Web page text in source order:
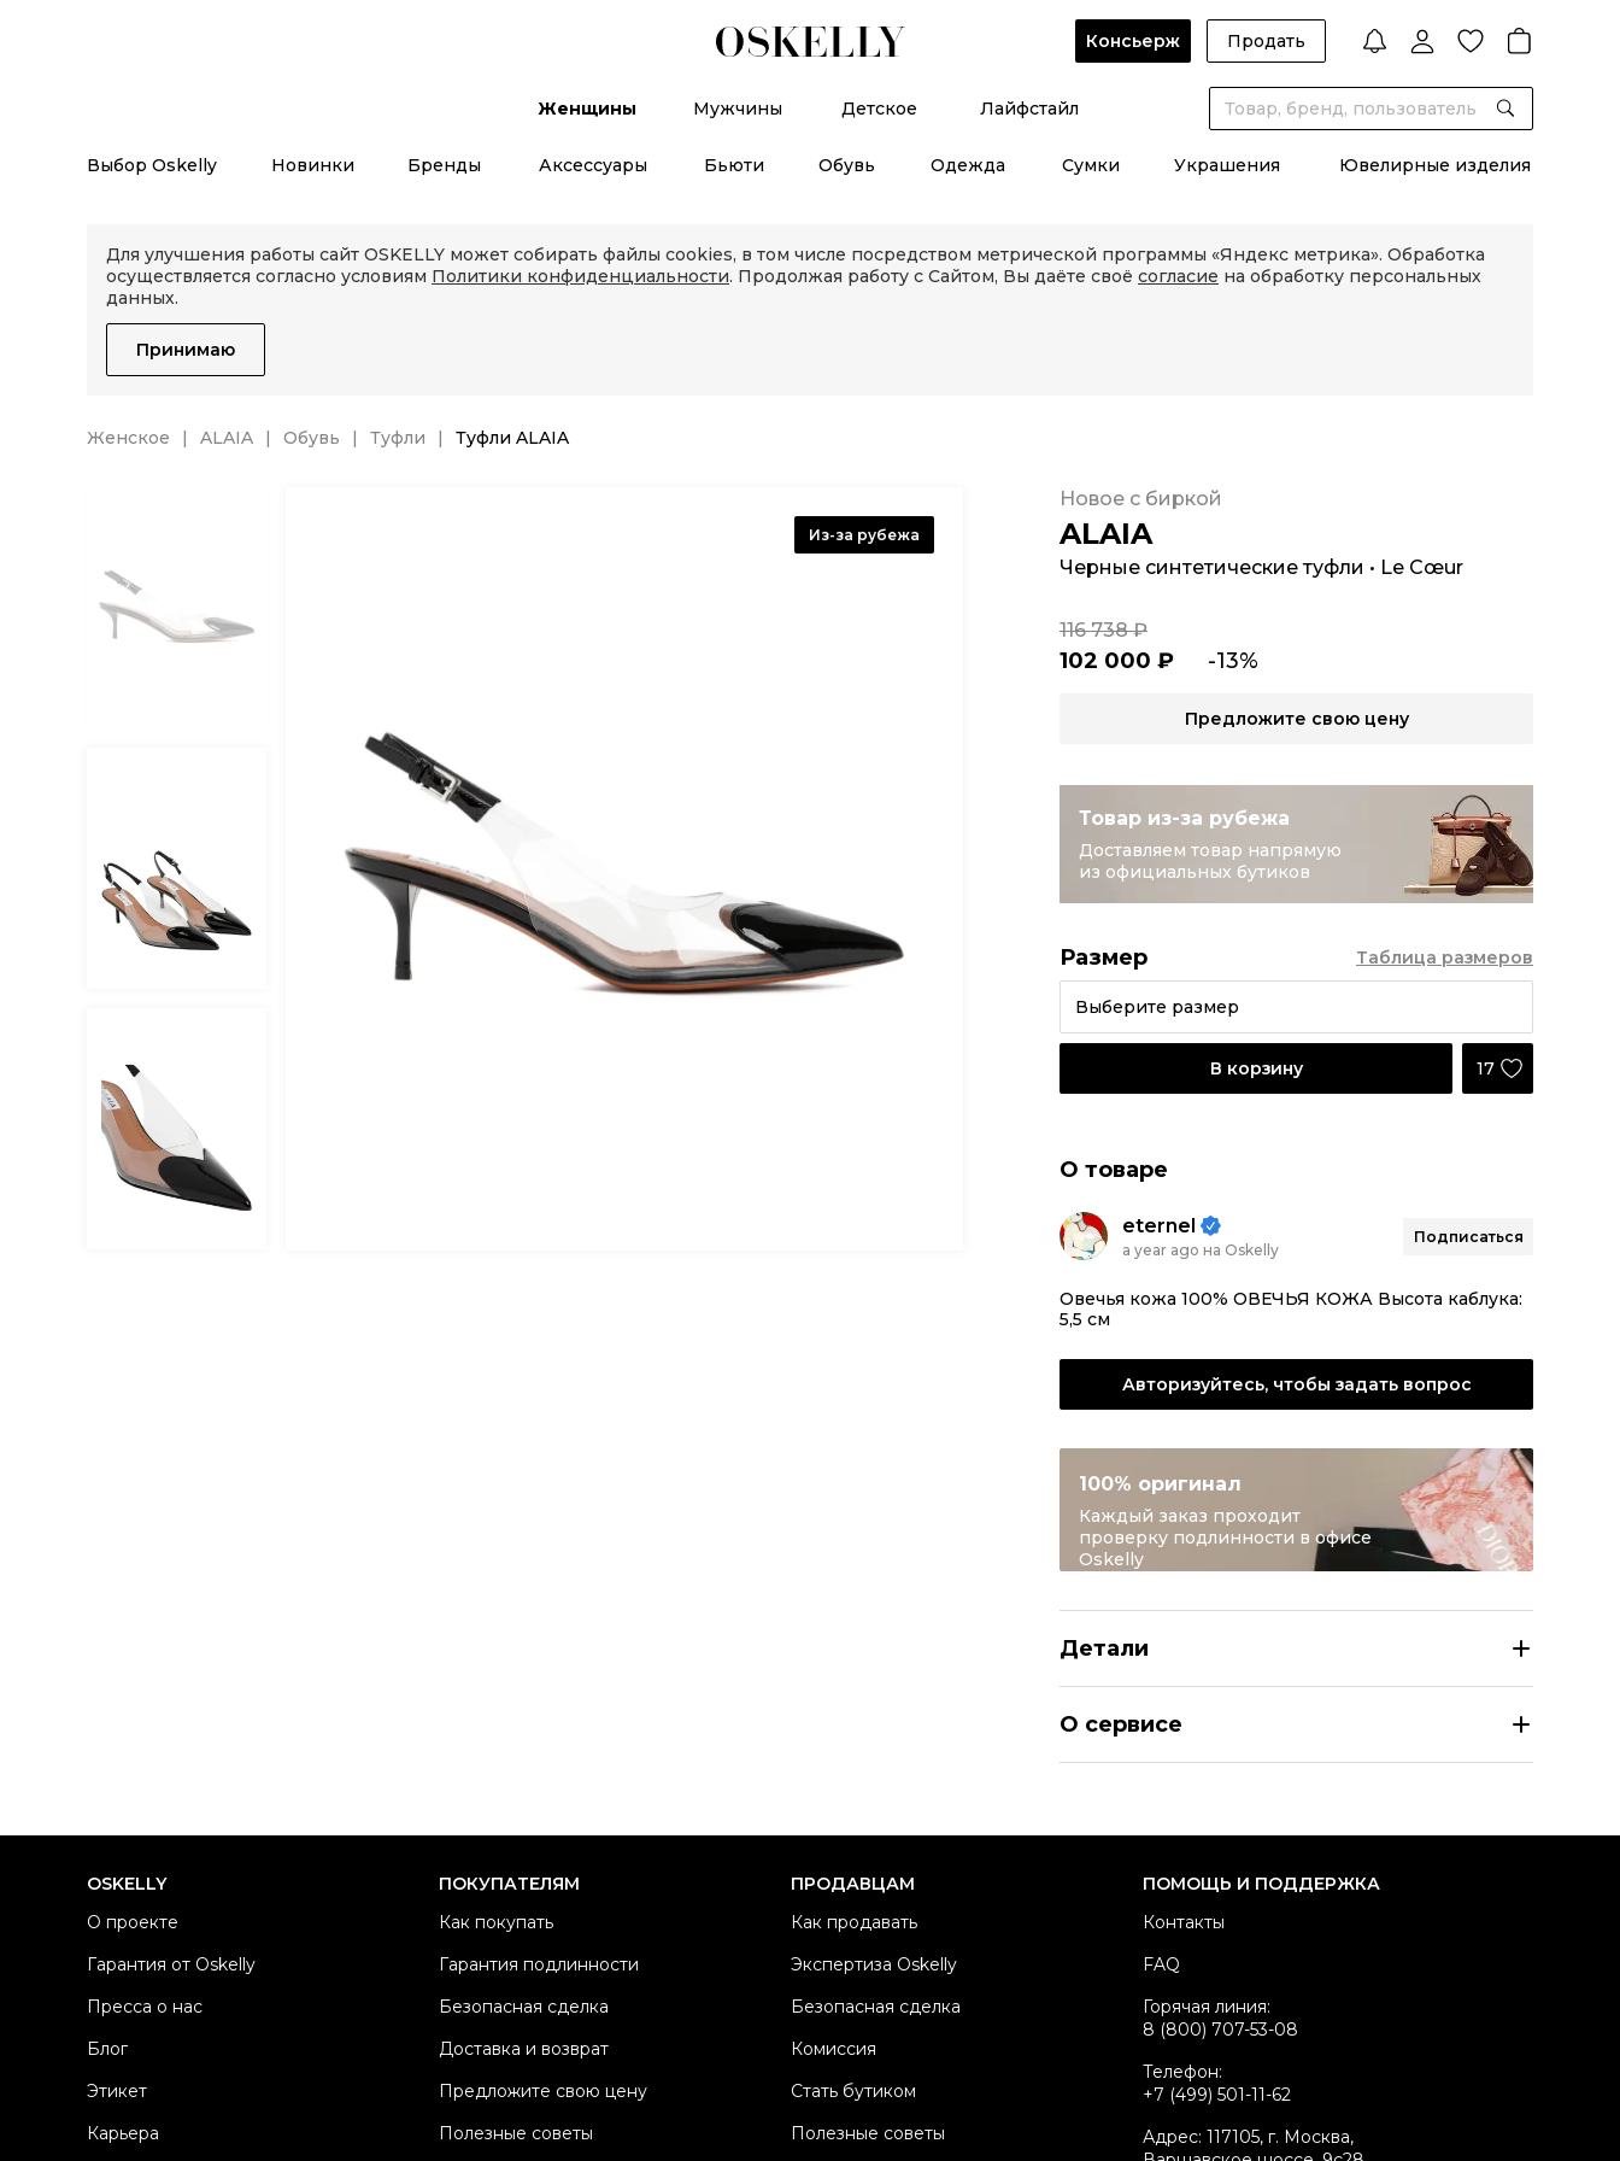
Консьерж Продать
Женщины Мужчины Детское Лайфстайл
Выбор Oskelly Новинки Бренды Аксессуары Бьюти Обувь Одежда Сумки Украшения Ювелирные изделия
Для улучшения работы сайт OSKELLY может собирать файлы cookies, в том числе посредством метрической программы «Яндекс метрика». Обработка
осуществляется согласно условиям Политики конфиденциальности. Продолжая работу с Сайтом, Вы даёте своё согласие на обработку персональных
данных.
Принимаю
Женское ALAIA Обувь Туфли Туфли ALAIA
Из-за рубежа ALAIA
Черные синтетические туфли • Le Cœur
Новое с биркой
102 000 ₽ -13%
116 738 ₽
Предложите свою цену
Товар из-за рубежа
Доставляем товар напрямую
из официальных бутиков
Размер
Выберите размер
Таблица размеров
В корзину 17
О товаре
eternel
a year ago на Oskelly
Подписаться
Овечья кожа 100% ОВЕЧЬЯ КОЖА Высота каблука:
5,5 см
Авторизуйтесь, чтобы задать вопрос
100% оригинал
Каждый заказ проходит
проверку подлинности в офисе
Oskelly
Детали
Состояние товара
Oskelly ID
О сервисе
OSKELLY
О проекте
Гарантия от Oskelly
Пресса о нас
Блог
Этикет
Карьера
ПОКУПАТЕЛЯМ
Как покупать
Гарантия подлинности
Безопасная сделка
Доставка и возврат
Предложите свою цену
Полезные советы
ПРОДАВЦАМ
Как продавать
Экспертиза Oskelly
Безопасная сделка
Комиссия
Стать бутиком
Полезные советы
ПОМОЩЬ И ПОДДЕРЖКА
Контакты
FAQ
Горячая линия:
8 (800) 707-53-08
Телефон:
+7 (499) 501-11-62
Адрес: 117105, г. Москва,